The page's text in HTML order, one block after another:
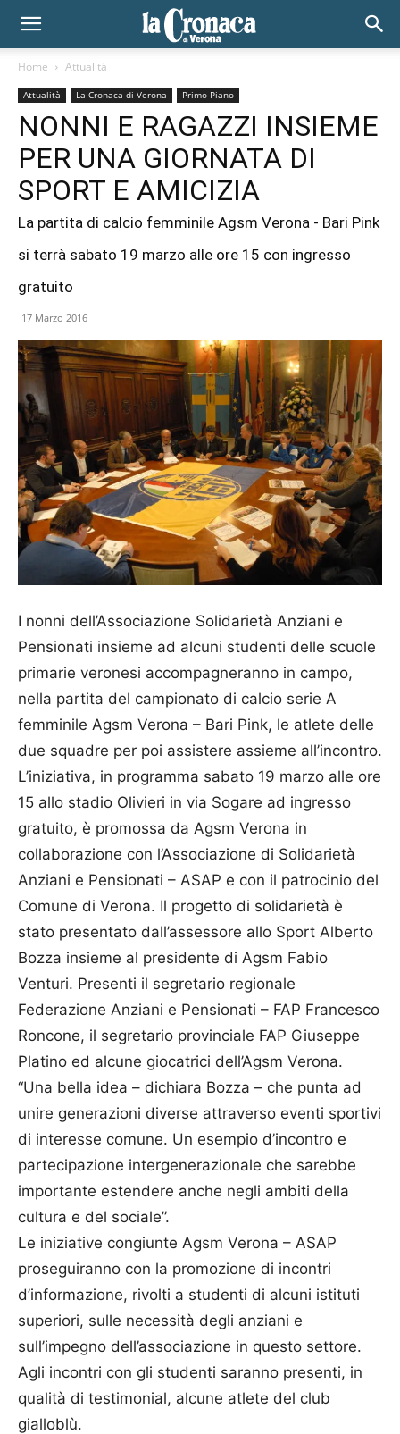
Home Attualità
Attualità La Cronaca di Verona Primo Piano
NONNI E RAGAZZI INSIEME
PER UNA GIORNATA DI
SPORT E AMICIZIA
La partita di calcio femminile Agsm Verona - Bari Pink
si terrà sabato 19 marzo alle ore 15 con ingresso
gratuito
17 Marzo 2016
I nonni dell’Associazione Solidarietà Anziani e
Pensionati insieme ad alcuni studenti delle scuole
primarie veronesi accompagneranno in campo,
nella partita del campionato di calcio serie A
femminile Agsm Verona – Bari Pink, le atlete delle
due squadre per poi assistere assieme all’incontro.
L’iniziativa, in programma sabato 19 marzo alle ore
15 allo stadio Olivieri in via Sogare ad ingresso
gratuito, è promossa da Agsm Verona in
collaborazione con l’Associazione di Solidarietà
Anziani e Pensionati – ASAP e con il patrocinio del
Comune di Verona. Il progetto di solidarietà è
stato presentato dall’assessore allo Sport Alberto
Bozza insieme al presidente di Agsm Fabio
Venturi. Presenti il segretario regionale
Federazione Anziani e Pensionati – FAP Francesco
Roncone, il segretario provinciale FAP Giuseppe
Platino ed alcune giocatrici dell’Agsm Verona.
“Una bella idea – dichiara Bozza – che punta ad
unire generazioni diverse attraverso eventi sportivi
di interesse comune. Un esempio d’incontro e
partecipazione intergenerazionale che sarebbe
importante estendere anche negli ambiti della
cultura e del sociale”.
Le iniziative congiunte Agsm Verona – ASAP
proseguiranno con la promozione di incontri
d’informazione, rivolti a studenti di alcuni istituti
superiori, sulle necessità degli anziani e
sull’impegno dell’associazione in questo settore.
Agli incontri con gli studenti saranno presenti, in
qualità di testimonial, alcune atlete del club
gialloblù.